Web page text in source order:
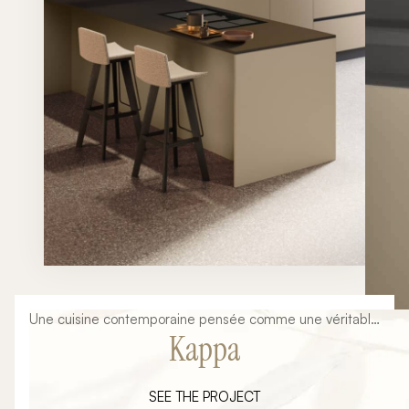
Une cuisine contemporaine pensée comme une véritable
pièce d'architecture Aujourd'hui, la cuisine ne se limite
plus à un simple espace dédié à la préparation des
l'on cuisine, partage, reçoit et vit au quotidien. Son
Kappa
SEE THE PROJECT